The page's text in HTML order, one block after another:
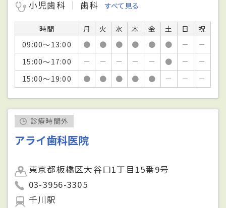
小児歯科
歯科 すべて見る
時間 月 火 水 木 金 土 日
祝
09:00～13:00
● ● ● ● ● ● －
－
15:00～17:00
－ － － － － ● －
－
15:00～19:00
● ● ● ● ● － － －
診療時間外
アライ歯科医院
東京都板橋区大谷口1丁目15番9号
03-3956-3305
千川駅